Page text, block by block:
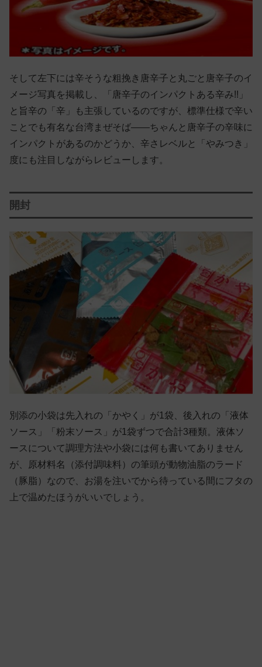
そして左下には辛そうな粗挽き唐辛子と丸ごと唐辛子のイ
メージ写真を掲載し、「唐辛子のインパクトある辛み!!」
と旨辛の「辛」も主張しているのですが、標準仕様で辛い
ことでも有名な台湾まぜそば——ちゃんと唐辛子の辛味に
インパクトがあるのかどうか、辛さレベルと「やみつき」
度にも注目しながらレビューします。
開封
別添の小袋は先入れの「かやく」が1袋、後入れの「液体
ソース」「粉末ソース」が1袋ずつで合計3種類。液体ソ
ースについて調理方法や小袋には何も書いてありません
が、原材料名（添付調味料）の筆頭が動物油脂のラード
（豚脂）なので、お湯を注いでから待っている間にフタの
上で温めたほうがいいでしょう。